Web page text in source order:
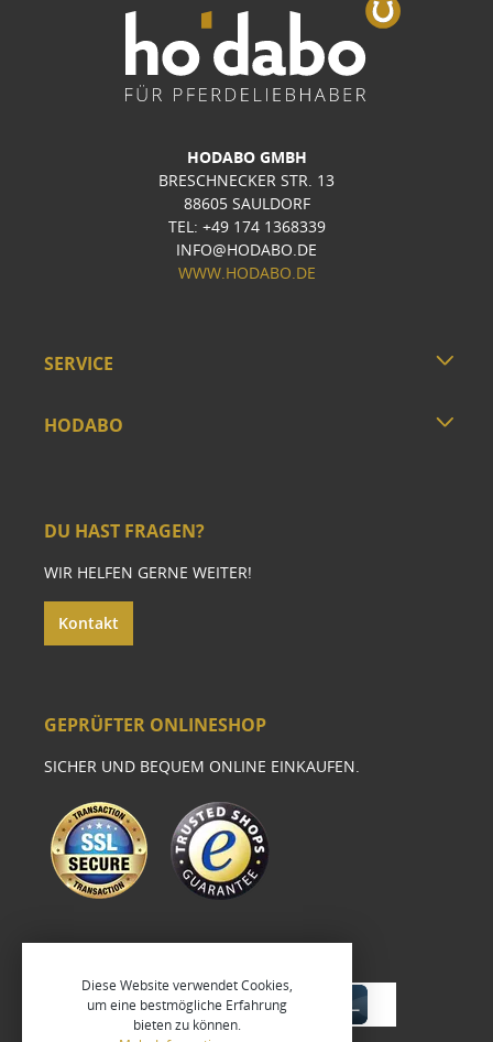
HODABO GMBH
BRESCHNECKER STR. 13
88605 SAULDORF
TEL: +49 174 1368339
INFO@HODABO.DE
WWW.HODABO.DE
SERVICE
HODABO
DU HAST FRAGEN?
WIR HELFEN GERNE WEITER!
Kontakt
GEPRÜFTER ONLINESHOP
SICHER UND BEQUEM ONLINE EINKAUFEN.
Diese Website verwendet Cookies,
um eine bestmögliche Erfahrung
bieten zu können.